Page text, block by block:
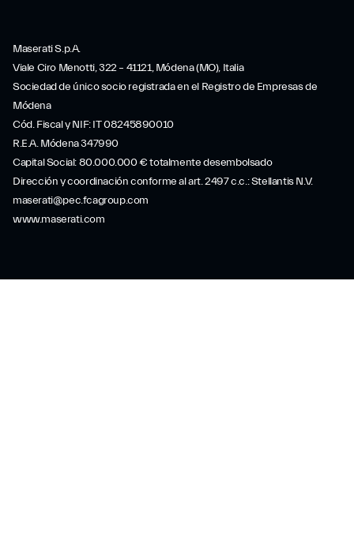
Maserati S.p.A.
Viale Ciro Menotti, 322 – 41121, Módena (MO), Italia
Sociedad de único socio registrada en el Registro de Empresas de
Módena
Cód. Fiscal y NIF: IT 08245890010
R.E.A. Módena 347990
Capital Social: 80.000.000 € totalmente desembolsado
Dirección y coordinación conforme al art. 2497 c.c.: Stellantis N.V.
maserati@pec.fcagroup.com
www.maserati.com